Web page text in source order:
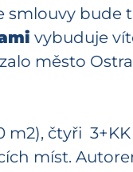
smlouvy bude
vybuduje
město
čtyři 3+KK
míst.